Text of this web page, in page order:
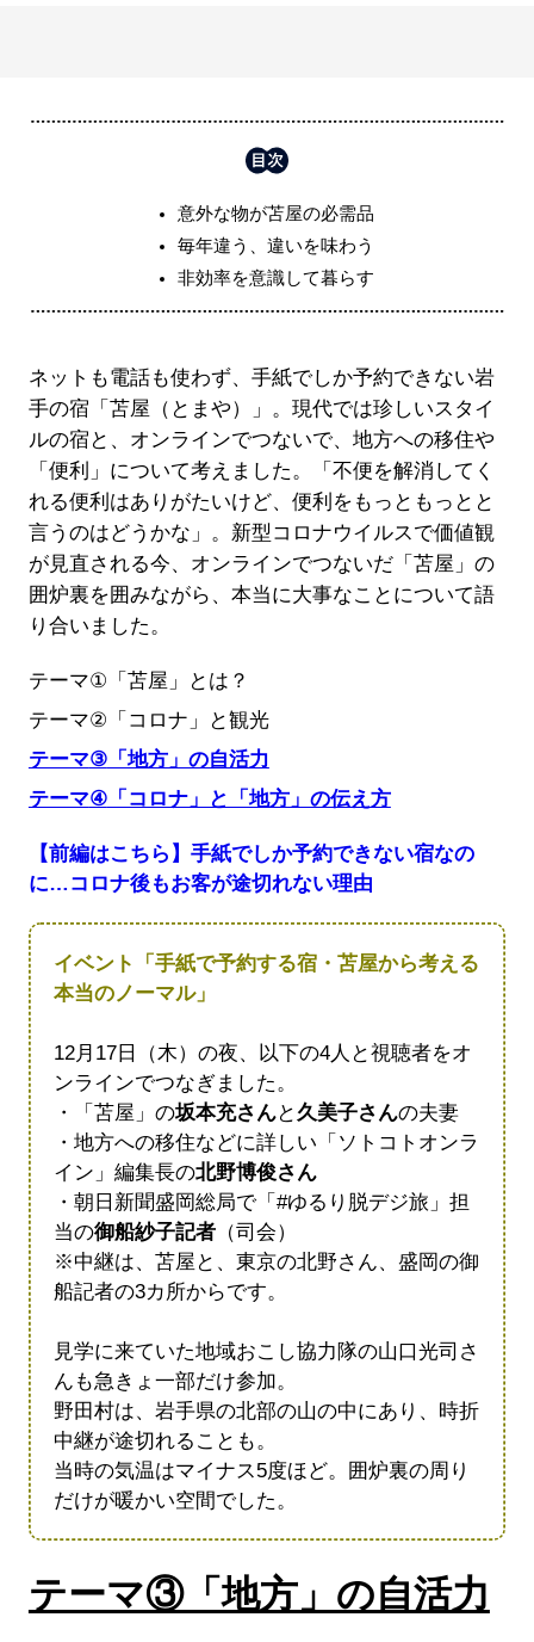
意外な物が苫屋の必需品
毎年違う、違いを味わう
非効率を意識して暮らす
ネットも電話も使わず、手紙でしか予約できない岩
手の宿「苫屋（とまや）」。現代では珍しいスタイ
ルの宿と、オンラインでつないで、地方への移住や
「便利」について考えました。「不便を解消してく
れる便利はありがたいけど、便利をもっともっとと
言うのはどうかな」。新型コロナウイルスで価値観
が見直される今、オンラインでつないだ「苫屋」の
囲炉裏を囲みながら、本当に大事なことについて語
り合いました。
テーマ① 「苫屋」とは？
テーマ② 「コロナ」と観光
テーマ③「地方」の自活力
テーマ④「コロナ」と「地方」の伝え方
【前編はこちら】手紙でしか予約できない宿なの
に…コロナ後もお客が途切れない理由
イベント「手紙で予約する宿・苫屋から考える
本当のノーマル」
12月17日（木）の夜、以下の4人と視聴者をオ
ンラインでつなぎました。
・「苫屋」の坂本充さんと久美子さんの夫妻
・地方への移住などに詳しい「ソトコトオンラ
イン」編集長の北野博俊さん
・朝日新聞盛岡総局で「#ゆるり脱デジ旅」担
当の御船紗子記者 （司会）
※中継は、苫屋と、東京の北野さん、盛岡の御
船記者の3カ所からです。
見学に来ていた地域おこし協力隊の山口光司さ
んも急きょ一部だけ参加。
野田村は、岩手県の北部の山の中にあり、時折
中継が途切れることも。
当時の気温はマイナス5度ほど。囲炉裏の周り
だけが暖かい空間でした。
テーマ③「地方」の自活力